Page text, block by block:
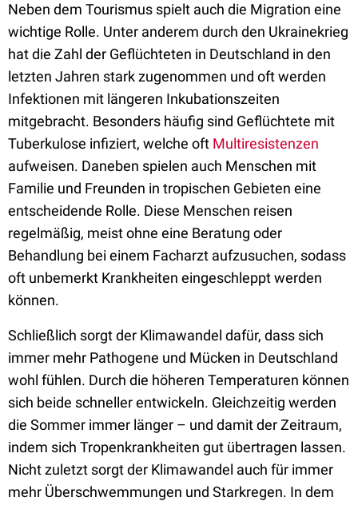
Neben dem Tourismus spielt auch die Migration eine
wichtige Rolle. Unter anderem durch den Ukrainekrieg
hat die Zahl der Geflüchteten in Deutschland in den
letzten Jahren stark zugenommen und oft werden
Infektionen mit längeren Inkubationszeiten
mitgebracht. Besonders häufig sind Geflüchtete mit
Tuberkulose infiziert, welche oft Multiresistenzen
aufweisen. Daneben spielen auch Menschen mit
Familie und Freunden in tropischen Gebieten eine
entscheidende Rolle. Diese Menschen reisen
regelmäßig, meist ohne eine Beratung oder
Behandlung bei einem Facharzt aufzusuchen, sodass
oft unbemerkt Krankheiten eingeschleppt werden
können.
Schließlich sorgt der Klimawandel dafür, dass sich
immer mehr Pathogene und Mücken in Deutschland
wohl fühlen. Durch die höheren Temperaturen können
sich beide schneller entwickeln. Gleichzeitig werden
die Sommer immer länger – und damit der Zeitraum,
indem sich Tropenkrankheiten gut übertragen lassen.
Nicht zuletzt sorgt der Klimawandel auch für immer
mehr Überschwemmungen und Starkregen. In dem